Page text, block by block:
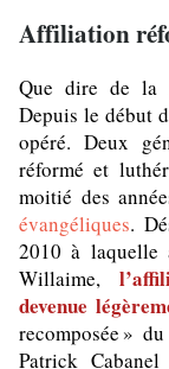
Affiliation
Que dire de la
Depuis le début
opéré. Deux
réformé et
moitié des
évangéliques.
2010 à laquelle
Willaime,
devenue
recomposée »
Patrick